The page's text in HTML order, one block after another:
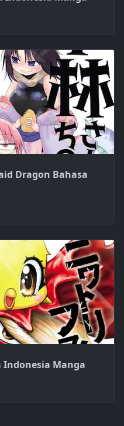
Dragon Bahasa
Manga